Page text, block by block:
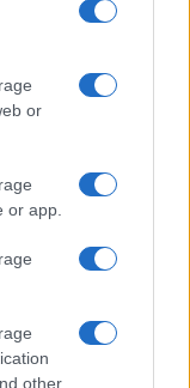
or
or app.
other
Facebook
Policy
Salute
Megachip
GiULia
Prima Pagina